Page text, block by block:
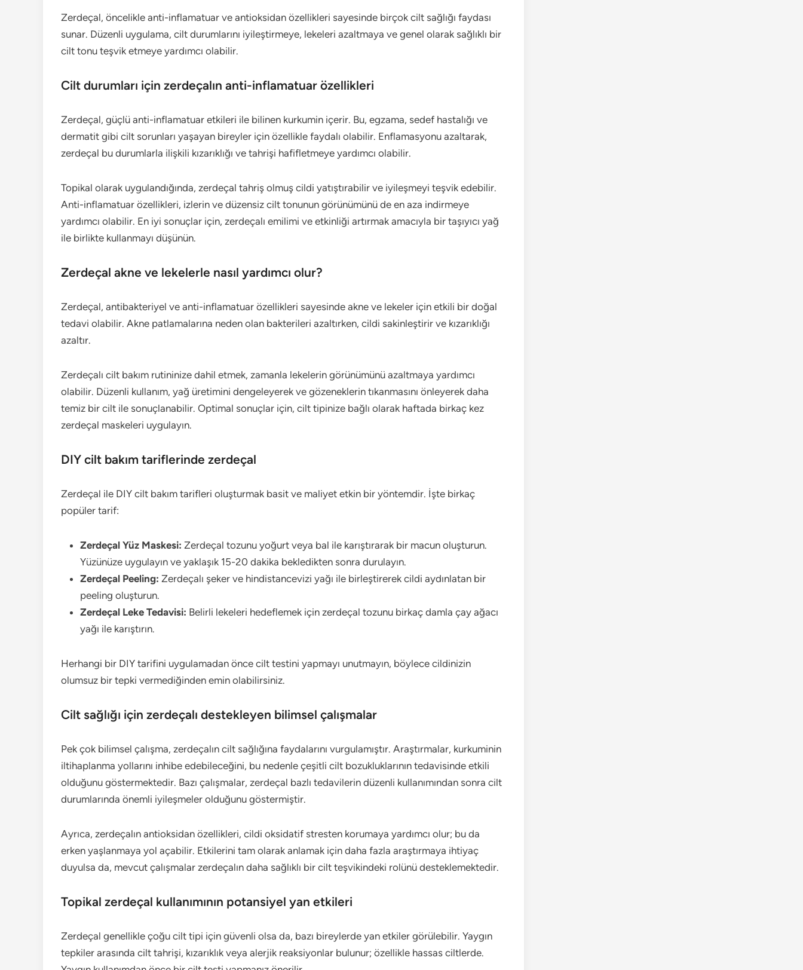
Zerdeçal, öncelikle anti-inflamatuar ve antioksidan özellikleri sayesinde birçok cilt sağlığı faydası
sunar. Düzenli uygulama, cilt durumlarını iyileştirmeye, lekeleri azaltmaya ve genel olarak sağlıklı bir
cilt tonu teşvik etmeye yardımcı olabilir.
Cilt durumları için zerdeçalın anti-inflamatuar özellikleri
Zerdeçal, güçlü anti-inflamatuar etkileri ile bilinen kurkumin içerir. Bu, egzama, sedef hastalığı ve
dermatit gibi cilt sorunları yaşayan bireyler için özellikle faydalı olabilir. Enflamasyonu azaltarak,
zerdeçal bu durumlarla ilişkili kızarıklığı ve tahrişi hafifletmeye yardımcı olabilir.
Topikal olarak uygulandığında, zerdeçal tahriş olmuş cildi yatıştırabilir ve iyileşmeyi teşvik edebilir.
Anti-inflamatuar özellikleri, izlerin ve düzensiz cilt tonunun görünümünü de en aza indirmeye
yardımcı olabilir. En iyi sonuçlar için, zerdeçalı emilimi ve etkinliği artırmak amacıyla bir taşıyıcı yağ
ile birlikte kullanmayı düşünün.
Zerdeçal akne ve lekelerle nasıl yardımcı olur?
Zerdeçal, antibakteriyel ve anti-inflamatuar özellikleri sayesinde akne ve lekeler için etkili bir doğal
tedavi olabilir. Akne patlamalarına neden olan bakterileri azaltırken, cildi sakinleştirir ve kızarıklığı
azaltır.
Zerdeçalı cilt bakım rutininize dahil etmek, zamanla lekelerin görünümünü azaltmaya yardımcı
olabilir. Düzenli kullanım, yağ üretimini dengeleyerek ve gözeneklerin tıkanmasını önleyerek daha
temiz bir cilt ile sonuçlanabilir. Optimal sonuçlar için, cilt tipinize bağlı olarak haftada birkaç kez
zerdeçal maskeleri uygulayın.
DIY cilt bakım tariflerinde zerdeçal
Zerdeçal ile DIY cilt bakım tarifleri oluşturmak basit ve maliyet etkin bir yöntemdir. İşte birkaç
popüler tarif:
Zerdeçal Yüz Maskesi: Zerdeçal tozunu yoğurt veya bal ile karıştırarak bir macun oluşturun.
Yüzünüze uygulayın ve yaklaşık 15-20 dakika bekledikten sonra durulayın.
Zerdeçal Peeling: Zerdeçalı şeker ve hindistancevizi yağı ile birleştirerek cildi aydınlatan bir
peeling oluşturun.
Zerdeçal Leke Tedavisi: Belirli lekeleri hedeflemek için zerdeçal tozunu birkaç damla çay ağacı
yağı ile karıştırın.
Herhangi bir DIY tarifini uygulamadan önce cilt testini yapmayı unutmayın, böylece cildinizin
olumsuz bir tepki vermediğinden emin olabilirsiniz.
Cilt sağlığı için zerdeçalı destekleyen bilimsel çalışmalar
Pek çok bilimsel çalışma, zerdeçalın cilt sağlığına faydalarını vurgulamıştır. Araştırmalar, kurkuminin
iltihaplanma yollarını inhibe edebileceğini, bu nedenle çeşitli cilt bozukluklarının tedavisinde etkili
olduğunu göstermektedir. Bazı çalışmalar, zerdeçal bazlı tedavilerin düzenli kullanımından sonra cilt
durumlarında önemli iyileşmeler olduğunu göstermiştir.
Ayrıca, zerdeçalın antioksidan özellikleri, cildi oksidatif stresten korumaya yardımcı olur; bu da
erken yaşlanmaya yol açabilir. Etkilerini tam olarak anlamak için daha fazla araştırmaya ihtiyaç
duyulsa da, mevcut çalışmalar zerdeçalın daha sağlıklı bir cilt teşvikindeki rolünü desteklemektedir.
Topikal zerdeçal kullanımının potansiyel yan etkileri
Zerdeçal genellikle çoğu cilt tipi için güvenli olsa da, bazı bireylerde yan etkiler görülebilir. Yaygın
tepkiler arasında cilt tahrişi, kızarıklık veya alerjik reaksiyonlar bulunur; özellikle hassas ciltlerde.